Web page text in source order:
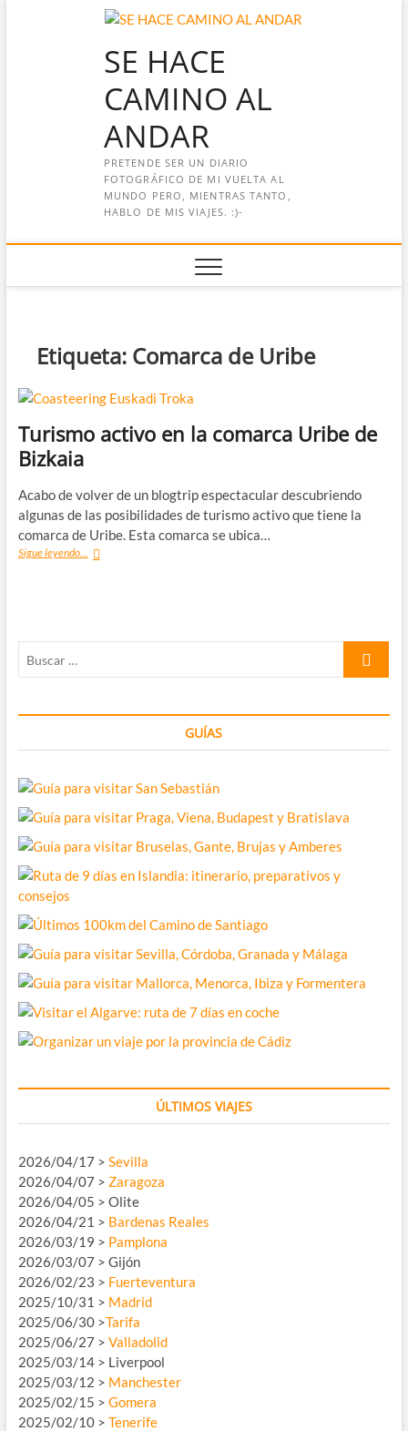
SE HACE
CAMINO AL
ANDAR
PRETENDE SER UN DIARIO
FOTOGRÁFICO DE MI VUELTA AL
MUNDO PERO, MIENTRAS TANTO,
HABLO DE MIS VIAJES. :)-
Etiqueta: Comarca de Uribe
Turismo activo en la comarca Uribe de
Bizkaia
Acabo de volver de un blogtrip espectacular descubriendo
algunas de las posibilidades de turismo activo que tiene la
comarca de Uribe. Esta comarca se ubica…
Sigue leyendo... Turismo
Buscar
GUÍAS
ÚLTIMOS VIAJES
2026/04/17 > Sevilla
2026/04/07 > Zaragoza
2026/04/05 > Olite
2026/04/21 > Bardenas Reales
2026/03/19 > Pamplona
2026/03/07 > Gijón
2026/02/23 > Fuerteventura
2025/10/31 > Madrid
2025/06/30 >Tarifa
2025/06/27 > Valladolid
2025/03/14 > Liverpool
2025/03/12 > Manchester
2025/02/15 > Gomera
2025/02/10 > Tenerife